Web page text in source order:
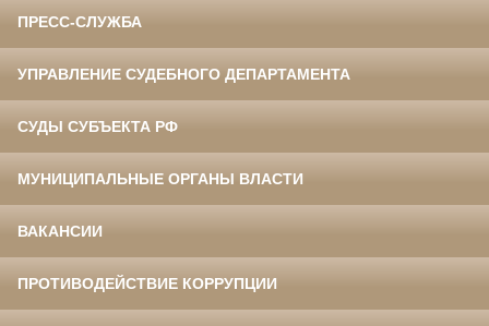
ПРЕСС-СЛУЖБА
УПРАВЛЕНИЕ СУДЕБНОГО ДЕПАРТАМЕНТА
СУДЫ СУБЪЕКТА РФ
МУНИЦИПАЛЬНЫЕ ОРГАНЫ ВЛАСТИ
ВАКАНСИИ
ПРОТИВОДЕЙСТВИЕ КОРРУПЦИИ